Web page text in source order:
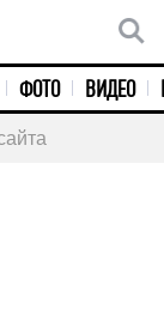
ФОТО ВИДЕО